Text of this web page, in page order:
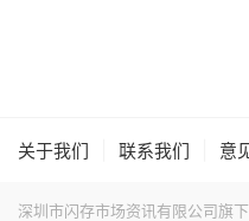
关于我们 联系我们 意
深圳市闪存市场资讯有限公司旗